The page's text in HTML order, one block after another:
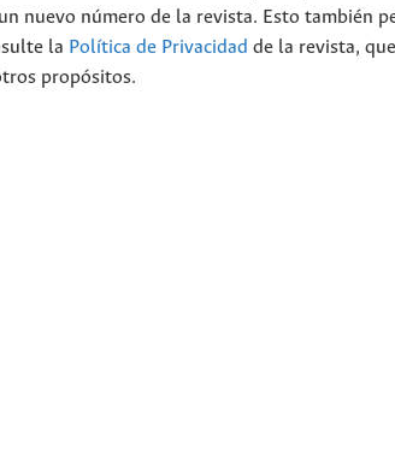
nuevo número de la revista. Esto también
la Política de Privacidad de la revista,
propósitos.